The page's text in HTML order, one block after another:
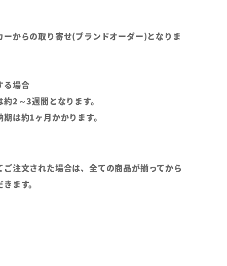
からの取り寄せ(ブランドオーダー)となりま
る場合
2～3週間となります。
は約1ヶ月かかります。
注文された場合は、全ての商品が揃ってから
ます。